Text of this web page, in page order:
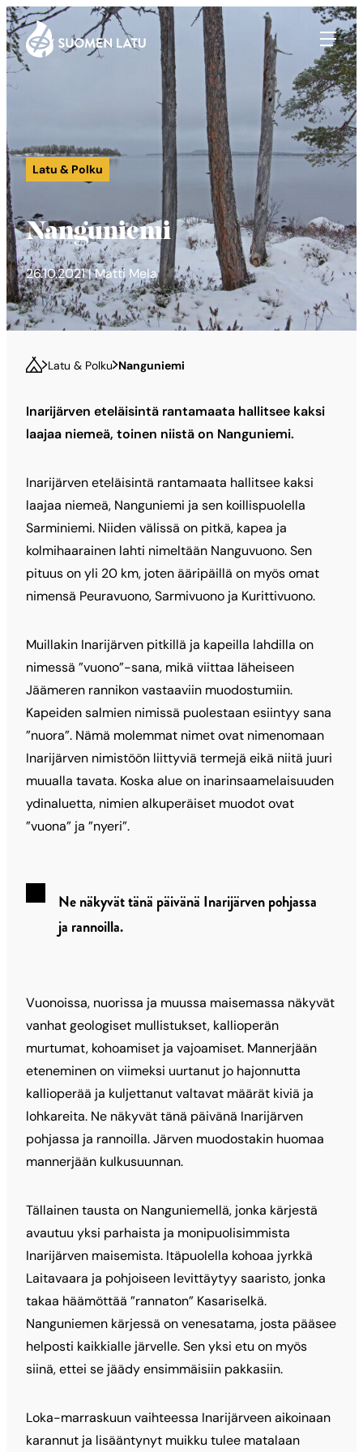
Siirry
suoraan
sisältöön
Suomen Latu
Latu & Polku
Nanguniemi
26.10.2021 | Matti Mela
Latu & Polku Nanguniemi
Inarijärven eteläisintä rantamaata hallitsee kaksi
laajaa niemeä, toinen niistä on Nanguniemi.
Inarijärven eteläisintä rantamaata hallitsee kaksi
laajaa niemeä, Nanguniemi ja sen koillispuolella
Sarminiemi. Niiden välissä on pitkä, kapea ja
kolmihaarainen lahti nimeltään Nanguvuono. Sen
pituus on yli 20 km, joten ääripäillä on myös omat
nimensä Peuravuono, Sarmivuono ja Kurittivuono.
Muillakin Inarijärven pitkillä ja kapeilla lahdilla on
nimessä ”vuono”-sana, mikä viittaa läheiseen
Jäämeren rannikon vastaaviin muodostumiin.
Kapeiden salmien nimissä puolestaan esiintyy sana
”nuora”. Nämä molemmat nimet ovat nimenomaan
Inarijärven nimistöön liittyviä termejä eikä niitä juuri
muualla tavata. Koska alue on inarinsaamelaisuuden
ydinaluetta, nimien alkuperäiset muodot ovat
”vuona” ja ”nyeri”.
Ne näkyvät tänä päivänä Inarijärven pohjassa
ja rannoilla.
Vuonoissa, nuorissa ja muussa maisemassa näkyvät
vanhat geologiset mullistukset, kallioperän
murtumat, kohoamiset ja vajoamiset. Mannerjään
eteneminen on viimeksi uurtanut jo hajonnutta
kallioperää ja kuljettanut valtavat määrät kiviä ja
lohkareita. Ne näkyvät tänä päivänä Inarijärven
pohjassa ja rannoilla. Järven muodostakin huomaa
mannerjään kulkusuunnan.
Tällainen tausta on Nanguniemellä, jonka kärjestä
avautuu yksi parhaista ja monipuolisimmista
Inarijärven maisemista. Itäpuolella kohoaa jyrkkä
Laitavaara ja pohjoiseen levittäytyy saaristo, jonka
takaa häämöttää ”rannaton” Kasariselkä.
Nanguniemen kärjessä on venesatama, josta pääsee
helposti kaikkialle järvelle. Sen yksi etu on myös
siinä, ettei se jäädy ensimmäisiin pakkasiin.
Loka-marraskuun vaihteessa Inarijärveen aikoinaan
karannut ja lisääntynyt muikku tulee matalaan